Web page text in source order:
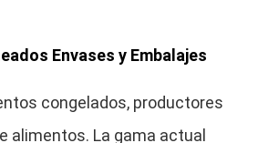
Envases y Embalajes
congelados, productores
alimentos. La gama actual